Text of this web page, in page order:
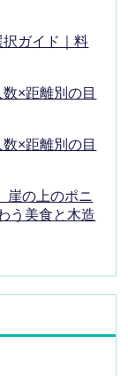
ガイド｜料
×距離別の目
×距離別の目
崖の上のポニ
う美食と木造